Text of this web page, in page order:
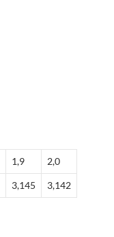
1,9 2,0
3,145 3,142